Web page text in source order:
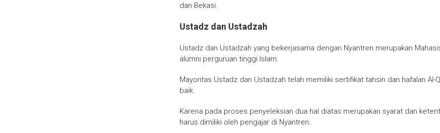
dan Bekasi.
Ustadz dan Ustadzah
Ustadz dan Ustadzah yang bekerjasama dengan Nyantren merupakan
alumni perguruan tinggi Islam.
Mayoritas Ustadz dan Ustadzah telah memiliki sertifikat tahsin dan hafalan Al-
baik.
Karena pada proses penyeleksian dua hal diatas merupakan syarat dan
harus dimiliki oleh pengajar di Nyantren.